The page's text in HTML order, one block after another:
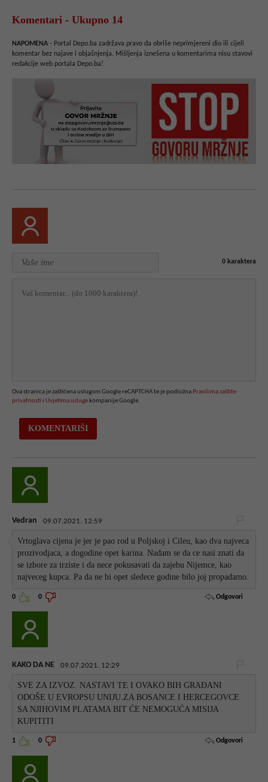
Komentari - Ukupno 14
NAPOMENA - Portal Depo.ba zadržava pravo da obriše neprimjereni dio ili cijeli
komentar bez najave i objašnjenja. Mišljenja iznešena u komentarima nisu stavovi
redakcije web portala Depo.ba!
0 karaktera
Ova stranica je zaštićena uslugom Google reCAPTCHA te je podložna Pravilima zaštite
privatnosti i Uvjetima usluge kompanije Google.
Vedran 09.07.2021. 12:59
Vrtoglava cijena je jer je pao rod u Poljskoj i Cileu, kao dva najveca
prozivodjaca, a dogodine opet karina. Nadam se da ce nasi znati da
se izbore za trziste i da nece pokusavati da zajebu Nijemce, kao
najveceg kupca. Pa da ne bi opet sledece godine bilo joj propadamo.
0 0 Odgovori
KAKO DA NE 09.07.2021. 12:29
SVE ZA IZVOZ. NASTAVI TE I OVAKO BIH GRAĐANI
ODOŠE U EVROPSU UNIJU.ZA BOSANCE I HERCEGOVCE
SA NJIHOVIM PLATAMA BIT ĆE NEMOGUĆA MISIJA
KUPITITI
1 0 Odgovori